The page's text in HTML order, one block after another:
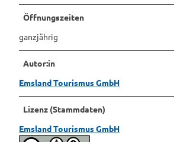
Öffnungszeiten
ganzjährig
Autor:in
Emsland Tourismus GmbH
Lizenz (Stammdaten)
Emsland Tourismus GmbH